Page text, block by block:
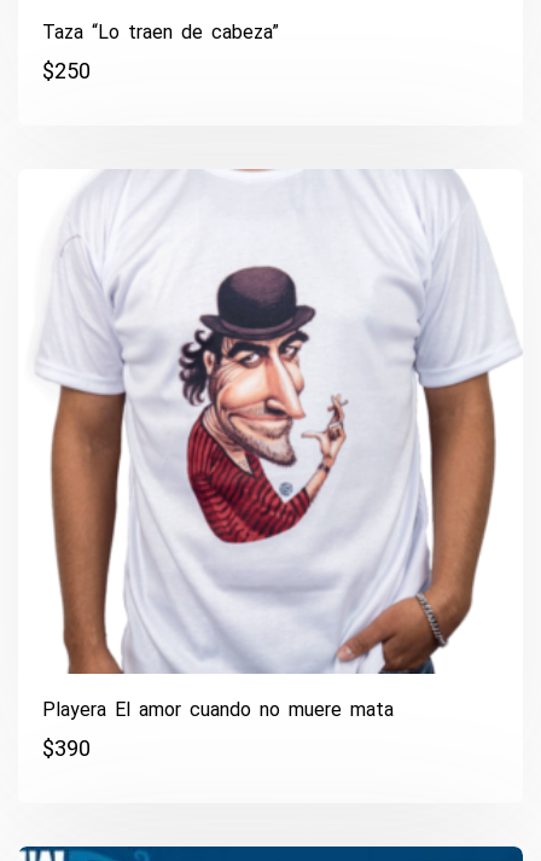
Taza “Lo traen de cabeza”
$250
Playera El amor cuando no muere mata
$390